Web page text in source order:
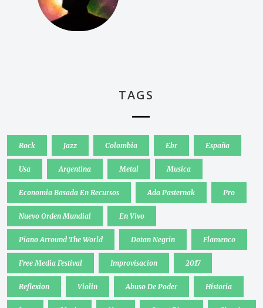
TAGS
Rock Jazz Colombia Ebr España
Usa Argentina Metal Musica
Economia Basada En Recursos Ada Pasternak Pro
Nuevo Orden Mundial En Vivo
Piano Arround The World Dotan Negrin Flamenco
Free Media Festival Improvisacion 2017
Reflexion Violin Abuso De Poder Historia